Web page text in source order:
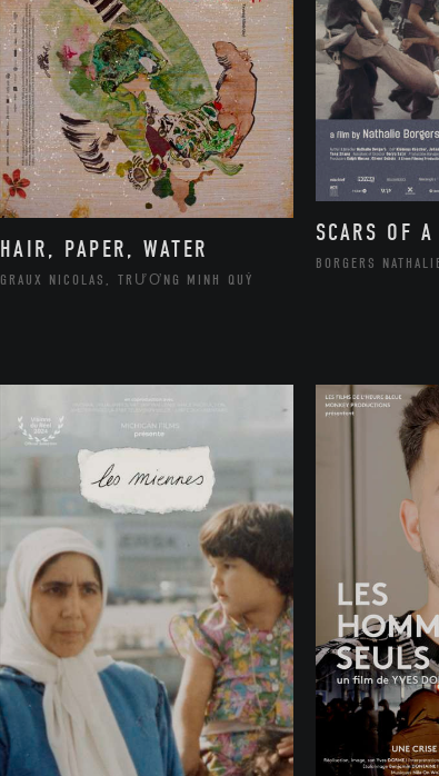
HAIR, PAPER, WATER
GRAUX NICOLAS, TRƯƠNG MINH QUÝ
SCARS OF A
BORGERS